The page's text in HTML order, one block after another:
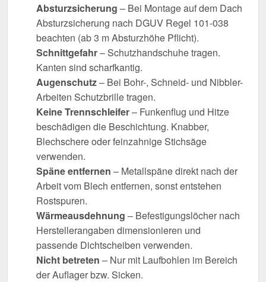
Absturzsicherung – Bei Montage auf dem Dach
Absturzsicherung nach DGUV Regel 101-038
beachten (ab 3 m Absturzhöhe Pflicht).
Schnittgefahr– Schutzhandschuhe tragen.
Kanten sind scharfkantig.
Augenschutz– Bei Bohr-, Schneid- und Nibbler-
Arbeiten Schutzbrille tragen.
Keine Trennschleifer– Funkenflug und Hitze
beschädigen die Beschichtung. Knabber,
Blechschere oder feinzahnige Stichsäge
verwenden.
Späne entfernen – Metallspäne direkt nach der
Arbeit vom Blech entfernen, sonst entstehen
Rostspuren.
Wärmeausdehnung – Befestigungslöcher nach
Herstellerangaben dimensionieren und
passende Dichtscheiben verwenden.
Nicht betreten – Nur mit Laufbohlen im Bereich
der Auflager bzw. Sicken.